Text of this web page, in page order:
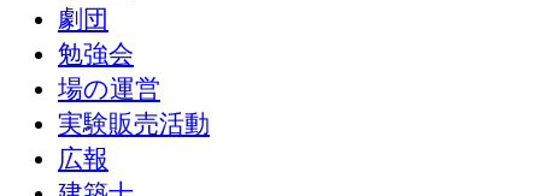
劇団
勉強会
場の運営
実験販売活動
広報